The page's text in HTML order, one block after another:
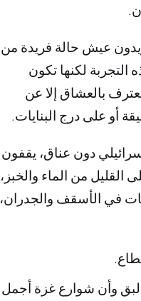
عيش حالة فريدة من
لكنها تكون
بالعشاق إلا عن
أو على درج البنايات.
دون عناق، يقفون
من الماء والخبز،
في الأسقف والجدران،
وأن شوارع غزة أجمل